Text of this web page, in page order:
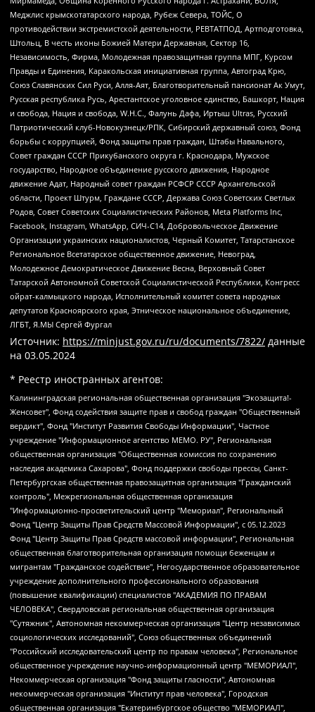
Меджлис крымскотатарского народа, Рубеж Севера, ТОЙС, О
противодействии экстремистской деятельности, РЕВТАТПОД, Артподготовка,
Штольц, В честь иконы Божией Матери Державная, Сектор 16,
Независимость, Фирма, Молодежная правозащитная группа МПГ, Курсом
Правды и Единения, Каракольская инициативная группа, Автоград Крю,
Союз Славянских Сил Руси, Алля-Аят, Благотворительный пансионат Ак Умут,
Русская республика Русь, Арестантское уголовное единство, Башкорт, Нация
и свобода, Нация и свобода, W.H.С., Фалунь Дафа, Иртыш Ultras, Русский
Патриотический клуб-Новокузнецк/РПК, Сибирский державный союз, Фонд
борьбы с коррупцией, Фонд защиты прав граждан, Штабы Навального,
Совет граждан СССР Прикубанского округа г. Краснодара, Мужское
государство, Народное объединение русского движения, Народное
движение Адат, Народный совет граждан РСФСР СССР Архангельской
области, Проект Штурм, Граждане СССР, Держава Союз Советских Светлых
Родов, Совет Советских Социалистических Районов, Meta Platforms Inc,
Facebook, Instagram, WhatsApp, СИЧ-С14, Добровольческое Движение
Организации украинских националистов, Черный Комитет, Татарстанское
Региональное Всетатарское общественное движение, Невоград,
Молодежное Демократическое Движение Весна, Верховный Совет
Татарской Автономной Советской Социалистической Республики, Конгресс
ойрат-калмыцкого народа, Исполнительный комитет совета народных
депутатов Красноярского края, Этническое национальное объединение,
ЛГБТ, Я.МЫ Сергей Фургал
Источник: https://minjust.gov.ru/ru/documents/7822/ данные
на 03.05.2024
* Реестр иностранных агентов:
Калининградская региональная общественная организация "Экозащита!-Женсовет", Фонд содействия защите прав и свобод граждан "Общественный вердикт", Фонд "Институт Развития Свободы Информации", Частное учреждение "Информационное агентство МЕМО. РУ", Региональная общественная организация "Общественная комиссия по сохранению наследия академика Сахарова", Фонд поддержки свободы прессы, Санкт-Петербургская общественная правозащитная организация "Гражданский контроль", Межрегиональная общественная организация "Информационно-просветительский центр "Мемориал", Региональный Фонд "Центр Защиты Прав Средств Массовой Информации", с 05.12.2023 Фонд "Центр Защиты Прав Средств массовой информации", Региональная общественная благотворительная организация помощи беженцам и мигрантам "Гражданское содействие", Негосударственное образовательное учреждение дополнительного профессионального образования (повышение квалификации) специалистов "АКАДЕМИЯ ПО ПРАВАМ ЧЕЛОВЕКА", Свердловская региональная общественная организация "Сутяжник", Автономная некоммерческая организация "Центр независимых социологических исследований", Союз общественных объединений "Российский исследовательский центр по правам человека", Региональное общественное учреждение научно-информационный центр "МЕМОРИАЛ", Некоммерческая организация "Фонд защиты гласности", Автономная некоммерческая организация "Институт прав человека", Городская общественная организация "Екатеринбургское общество "МЕМОРИАЛ", Городская общественная организация "Рязанское историко-просветительское и правозащитное общество "Мемориал" (Рязанский Мемориал), Челябинский региональный орган общественной самодеятельности – женское общественное объединение "Женщины Евразии", Челябинский региональный орган общественной самодеятельности "Уральская правозащитная группа", Фонд содействия защите здоровья и социальной справедливости имени Андрея Рылькова, Автономная Некоммерческая Организация "Аналитический Центр Юрия Левады", Автономная некоммерческая организация социальной поддержки населения "Проект Апрель", Региональная общественная организация помощи женщинам и детям, находящимся в кризисной ситуации "Информационно-методический центр "Анна", Фонд содействия развитию массовых коммуникаций и правовому просвещению "Так-так-Так", Фонд содействия устойчивому развитию "Серебряная тайга", Свердловский региональный общественный фонд социальных проектов "Новое время", "Idel.Реалии", Кавказ.Реалии, Крым.Реалии, Телеканал Настоящее Время, Татаро-башкирская служба Радио Свобода (Azatliq Radiosi), Радио Свободная Европа/Радио Свобода (PCE/PC), "Сибирь.Реалии", "Фактограф", Благотворительный фонд помощи осужденным и их семьям, Автономная некоммерческая организация "Институт глобализации и социальных движений", Фонд "В защиту прав заключенных", Частное учреждение "Центр поддержки и содействия развитию средств массовой информации", Пензенский региональный общественный благотворительный фонд "Гражданский союз", "Север.Реалии", Некоммерческая организация Фонд "Правовая инициатива", Общество с ограниченной ответственностью "Радио Свободная Европа/Радио Свобода", Чешское информационное агентство "MEDIUM-ORIENT", Красноярская региональная общественная организация "Мы против СПИДа", Камалягин Денис Николаевич, Маркелов Сергей Евгеньевич, Пономарев Лев Александрович, Савицкая Людмила Алексеевна, Автономная некоммерческая организация "Центр по работе с проблемой насилия "НАСИЛИЮ.НЕТ", Межрегиональный профессиональный союз работников здравоохранения "Альянс врачей", Юридическое лицо, зарегистрированное в Латвийской Республике, SIA "Medusa Project" (регистрационный номер 40103797863, дата регистрации 10.06.2014), Некоммерческая организация "Фонд по борьбе с коррупцией", Автономная некоммерческая организация "Институт права и публичной политики", Баданин Роман Сергеевич, Гликин Максим Александрович, Железнова Мария Михайловна, Лукьянова Юлия Сергеевна, Маетная Елизавета Витальевна, Маняхин Петр Борисович, Чуракова Ольга Владимировна, Ярош Юлия Петровна, Юридическое лицо "The Insider SIA", зарегистрированное в Риге, Латвийская Республика (дата регистрации 26.06.2015), являющееся администратором доменного имени интернет-издания "The Insider SIA", https://theins.ru, Постернак Алексей Евгеньевич, Рубин Михаил Аркадьевич, Анин Роман Александрович, Юридическое лицо Istories fonds, зарегистрированное в Латвийской Республике (регистрационный номер 50008295751, дата регистрации 24.02.2020), Великовский Дмитрий Александрович, Долинина Ирина Николаевна, Мароховская Алеся Алексеевна, Шлейнов Роман Юрьевич, Шмагун Олеся Валентиновна, Общество с ограниченной ответственностью "Альтаир 2021", Общество с ограниченной ответственностью "Вега 2021", Общество с ограниченной ответственностью "Главный редактор 2021", Общество с ограниченной ответственностью "Ромашки монолит", Важенков Артем Валерьевич, Ивановская областная общественная организация "Центр гендерных исследований", Гурман Юрий Альбертович, Медиапроект "ОВД-Инфо", Егоров Владимир Владимирович, Жилинский Владимир Александрович, Общество с ограниченной ответственностью "ЗП", Иванова София Юрьевна, Карезина Инна Павловна, Кильтау Екатерина Викторовна, Петров Алексей Викторович, Пискунов Сергей Евгеньевич, Смирнов Сергей Сергеевич, Тихонов Михаил Сергеевич, Общество с ограниченной ответственностью "ЖУРНАЛИСТ-ИНОСТРАННЫЙ АГЕНТ", Арапова Галина Юрьевна, Вольтская Татьяна Анатольевна, Американская компания "Mason G.E.S. Anonymous Foundation" (США), являющаяся владельцем интернет-издания https://mnews.world/, Компания "Stichting Bellingcat", зарегистрированная в Нидерландах (дата регистрации 11.07.2018), Захаров Андрей Вячеславович, Клепиковская Екатерина Дмитриевна, Общество с ограниченной ответственностью "МЕМО", Перл Роман Александрович, Симонов Евгений Алексеевич, Соловьева Елена Анатольевна, Сотников Даниил Владимирович, Сурначева Елизавета Дмитриевна, Автономная некоммерческая организация по защите прав человека и информированию населения "Якутия – Наше Мнение", Общество с ограниченной ответственностью "Москоу диджитал медиа", с 26.01.2023 Общество с ограниченной ответственностью "Чайка Белые сады", Ветошкина Валерия Валерьевна, Заговора Максим Александрович, Межрегиональное общественное движение "Российская ЛГБТ - сеть", Оленичев Максим Владимирович, Павлов Иван Юрьевич, Скворцова Елена Сергеевна, Общество с ограниченной ответственностью "Как бы инагент", Кочетков Игорь Викторович, Общество с ограниченной ответственностью "Честные выборы", Еланчик Олег Александрович, Общество с ограниченной ответственностью "Нобелевский призыв", Гималова Регина Эмилевна, Григорьев Андрей Валерьевич, Григорьева Алина Александровна, Ассоциация по содействию защите прав призывников, альтернативнослужащих и военнослужащих "Правозащитная группа "Гражданин.Армия.Право", Хисамова Регина Фаритовна, Автономная некоммерческая организация по реализации социально-правовых программ "Лилит", Дальневосточное общественное движение "Маяк", Санкт-Петербургская ЛГБТ-инициативная группа "Выход", Инициативная группа ЛГБТ+ "Реверс", Алексеев Андрей Викторович, Бекбулатова Таисия Львовна, Беляев Иван Михайлович, Владыкина Елена Сергеевна, Гельман Марат Александрович, Никульшина Вероника Юрьевна, Толоконникова Надежда Андреевна, Шендерович Виктор Анатольевич, Общество с ограниченной ответственностью "Данное сообщение", Общество с ограниченной ответственностью Издательский дом "Новая глава", Айнбиндер Александра Александровна, Московский комьюнити-центр для ЛГБТ+инициатив, Благотворительный фонд развития филантропии, Deutsche Welle (Германия, Kurt-Schumacher-Strasse 3, 53113 Bonn), Борзунова Мария Михайловна, Воробьев Виктор Викторович, Голубева Анна Львовна, Константинова Алла Михайловна, Малкова Ирина Владимировна, Мурадов Мурад Абдулгалимович, Осетинская Елизавета Николаевна, Понасенков Евгений Николаевич, Ганапольский Матвей Юрьевич, Киселев Евгений Алексеевич, Борухович Ирина Григорьевна, Дремин Иван Тимофеевич, Дубровский Дмитрий Викторович, Красноярская региональная общественная организация поддержки и развития альтернативных образовательных технологий и межкультурных коммуникаций "ИНТЕРРА", Маяковская Екатерина Алексеевна, Фейгин Марк Захарович, Филимонов Андрей Викторович, Дзугкоева Регина Николаевна, Доброхотов Роман Александрович, Дудь Юрий Александрович, Елкин Сергей Владимирович, Кругликов Кирилл Игоревич, Сабунаева Мария Леонидовна, Семенов Алексей Владимирович, Шаинян Карен Багратович, Шульман Екатерина Михайловна, Асафьев Артур Валерьевич, Вахштайн Виктор Семенович, Венедиктов Алексей Алексеевич, Лушникова Екатерина Евгеньевна, Волков Леонид Михайлович, Невзоров Александр Глебович, Пархоменко Сергей Борисович, Сироткин Ярослав Николаевич, Кара-Мурза Владимир Владимирович, Баранова Наталья Владимировна, Гозман Леонид Яковлевич, Кагарлицкий Борис Юльевич, Климарев Михаил Валерьевич, Милов Владимир Станиславович, Автономная некоммерческая организация Краснодарский центр современного искусства "Типография", Моргенштерн Алишер Тагирович, Соболь Любовь Эдуардовна, Общество с ограниченной ответственностью "ЛИЗА НОРМ", Каспаров Гарри Кимович, Ходорковский Михаил Борисович, Общество с ограниченной ответственностью "Апрельские тезисы", Данилович Ирина Брониславовна, Кашин Олег Владимирович, Петров Николай Владимирович, Пивоваров Алексей Владимирович, Соколов Михаил Владимирович, Цветкова Юлия Владимировна, Чичваркин Евгений Александрович, Комитет против пыток/Команда против пыток, Общество с ограниченной ответственностью "Первый научный", Общество с ограниченной ответственностью "Вертолет и ко", Белоцерковская Вероника Борисовна, Кац Максим Евгеньевич, Лазарева Татьяна Юрьевна, Шаведдинов Руслан Табризович, Яшин Илья Валерьевич, Общество с ограниченной ответственностью "Иноагент ААВ", Алешковский Дмитрий Петрович, Альбац Евгения Марковна, Быков Дмитрий Львович, Галямина Юлия Евгеньевна, Лойко Сергей Леонидович, Мартынов Кирилл Константинович, Медведев Сергей Александрович, Крашенинников Федор Геннадиевич, Гордеева Катерина Вл